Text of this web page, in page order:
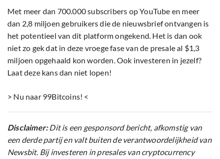
Met meer dan 700.000 subscribers op YouTube en meer
dan 2,8 miljoen gebruikers die de nieuwsbrief ontvangen is
het potentieel van dit platform ongekend. Het is dan ook
niet zo gek dat in deze vroege fase van de presale al $1,3
miljoen opgehaald kon worden. Ook investeren in jezelf?
Laat deze kans dan niet lopen!
> Nu naar 99Bitcoins! <
Disclaimer:Dit is een gesponsord bericht, afkomstig van
een derde partij en valt buiten de verantwoordelijkheid van
Newsbit. Bij investeren in presales van cryptocurrency